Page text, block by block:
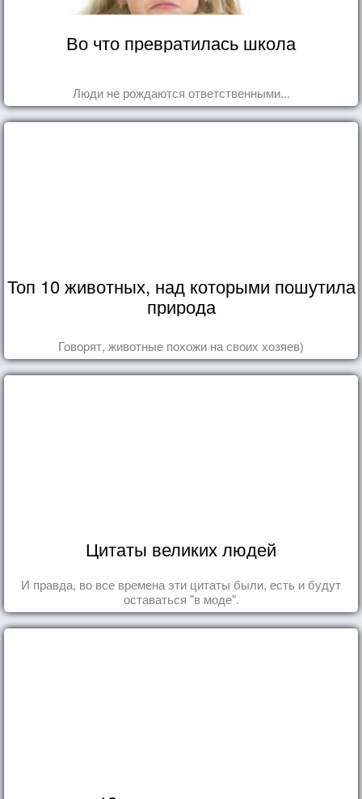
Во что превратилась школа
Люди не рождаются ответственными...
Топ 10 животных, над которыми пошутила
природа
Говорят, животные похожи на своих хозяев)
Цитаты великих людей
И правда, во все времена эти цитаты были, есть и будут
оставаться "в моде".